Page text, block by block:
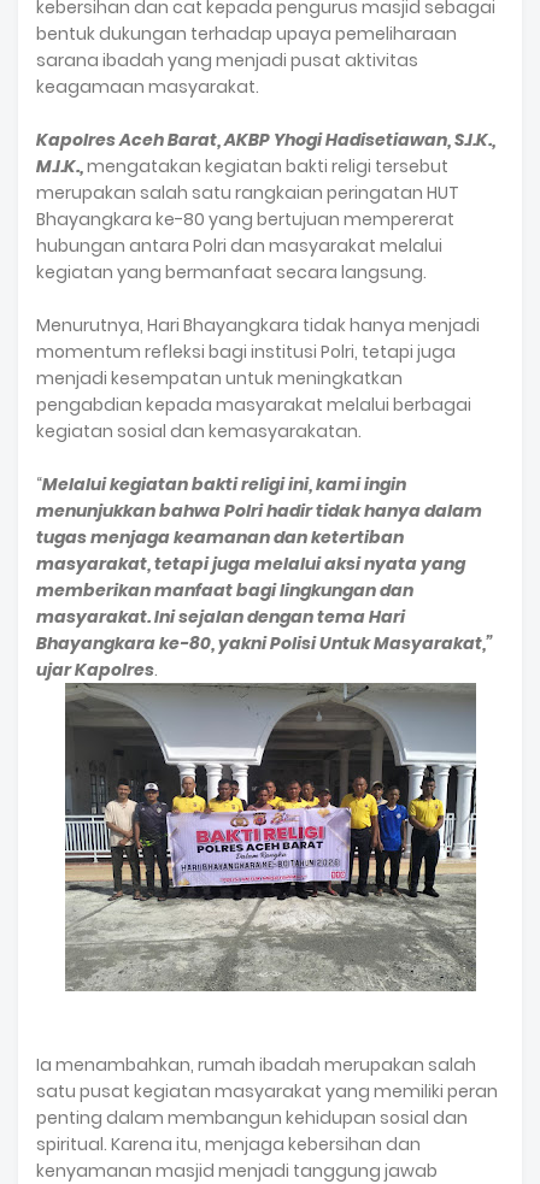
kebersihan dan cat kepada pengurus masjid sebagai
bentuk dukungan terhadap upaya pemeliharaan
sarana ibadah yang menjadi pusat aktivitas
keagamaan masyarakat.
Kapolres Aceh Barat, AKBP Yhogi Hadisetiawan, S.I.K.,
M.I.K.,mengatakan kegiatan bakti religi tersebut
merupakan salah satu rangkaian peringatan HUT
Bhayangkara ke-80 yang bertujuan mempererat
hubungan antara Polri dan masyarakat melalui
kegiatan yang bermanfaat secara langsung.
Menurutnya, Hari Bhayangkara tidak hanya menjadi
momentum refleksi bagi institusi Polri, tetapi juga
menjadi kesempatan untuk meningkatkan
pengabdian kepada masyarakat melalui berbagai
kegiatan sosial dan kemasyarakatan.
“Melalui kegiatan bakti religi ini, kami ingin
menunjukkan bahwa Polri hadir tidak hanya dalam
tugas menjaga keamanan dan ketertiban
masyarakat, tetapi juga melalui aksi nyata yang
memberikan manfaat bagi lingkungan dan
masyarakat. Ini sejalan dengan tema Hari
Bhayangkara ke-80, yakni Polisi Untuk Masyarakat,”
ujar Kapolres.
Ia menambahkan, rumah ibadah merupakan salah
satu pusat kegiatan masyarakat yang memiliki peran
penting dalam membangun kehidupan sosial dan
spiritual. Karena itu, menjaga kebersihan dan
kenyamanan masjid menjadi tanggung jawab